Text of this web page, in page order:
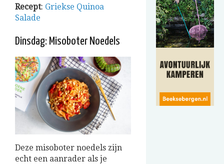
Recept: Griekse Quinoa
Salade
Dinsdag: Misoboter Noedels
Deze misoboter noedels zijn
echt een aanrader als je